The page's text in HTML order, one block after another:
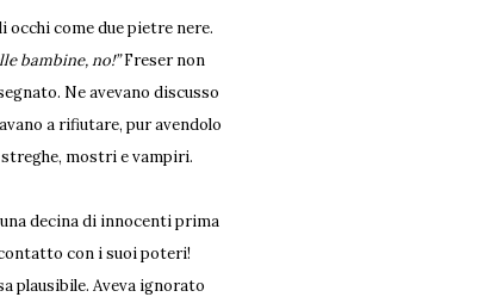
occhi come due pietre nere.
bambine, no!”Freser non
Ne avevano discusso
a rifiutare, pur avendolo
mostri e vampiri.
decina di innocenti prima
con i suoi poteri!
plausibile. Aveva ignorato